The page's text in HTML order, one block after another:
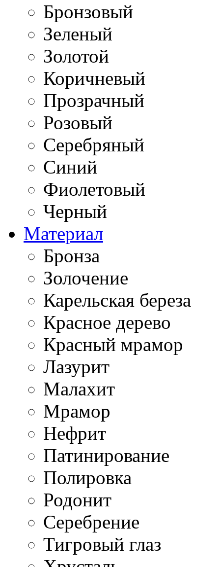
Бронзовый
Зеленый
Золотой
Коричневый
Прозрачный
Розовый
Серебряный
Синий
Фиолетовый
Черный
Материал
Бронза
Золочение
Карельская береза
Красное дерево
Красный мрамор
Лазурит
Малахит
Мрамор
Нефрит
Патинирование
Полировка
Родонит
Серебрение
Тигровый глаз